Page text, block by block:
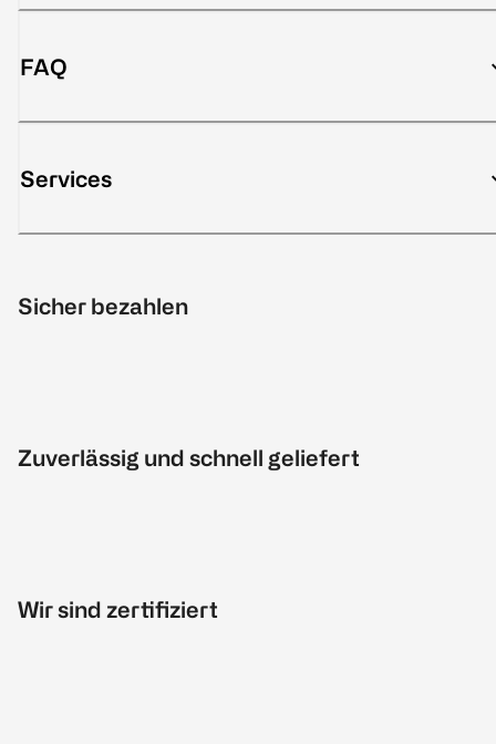
FAQ
Services
Sicher bezahlen
Zuverlässig und schnell geliefert
Wir sind zertifiziert